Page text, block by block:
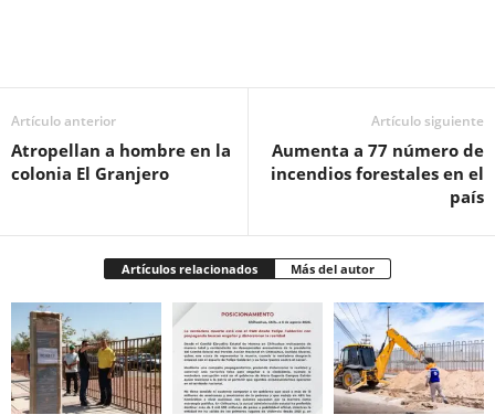
Artículo anterior
Atropellan a hombre en la
colonia El Granjero
Artículo siguiente
Aumenta a 77 número de
incendios forestales en el
país
Artículos relacionados Más del autor